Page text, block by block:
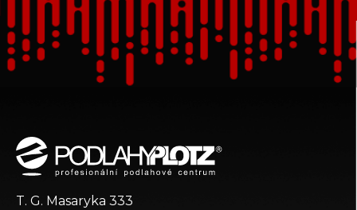
T. G. Masaryka 333